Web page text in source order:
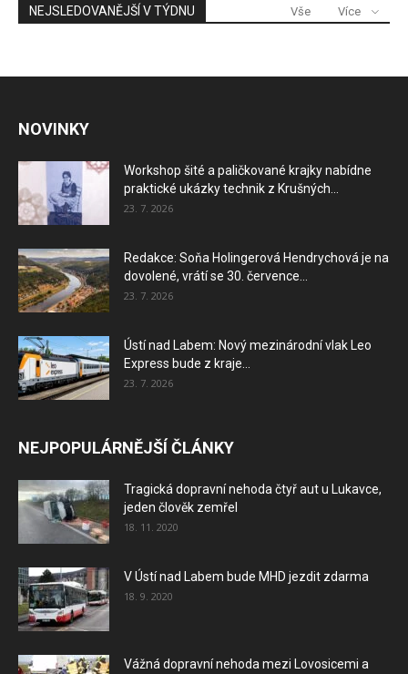
NEJSLEDOVANĚJŠÍ V TÝDNU Vše Více
NOVINKY
Workshop šité a paličkované krajky nabídne
praktické ukázky technik z Krušných...
23. 7. 2026
Redakce: Soňa Holingerová Hendrychová je na
dovolené, vrátí se 30. července...
23. 7. 2026
Ústí nad Labem: Nový mezinárodní vlak Leo
Express bude z kraje...
23. 7. 2026
NEJPOPULÁRNĚJŠÍ ČLÁNKY
Tragická dopravní nehoda čtyř aut u Lukavce,
jeden člověk zemřel
18. 11. 2020
V Ústí nad Labem bude MHD jezdit zdarma
18. 9. 2020
Vážná dopravní nehoda mezi Lovosicemi a